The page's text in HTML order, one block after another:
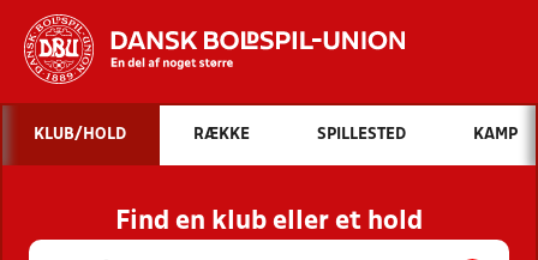
Hvad vil du søge efter?
INDHOLD OG NYHEDER
STILLINGER, RESULTATER, KLUBBER OG
HOLD
KLUB/HOLD RÆKKE SPILLESTED KAMP
Find en klub eller et hold